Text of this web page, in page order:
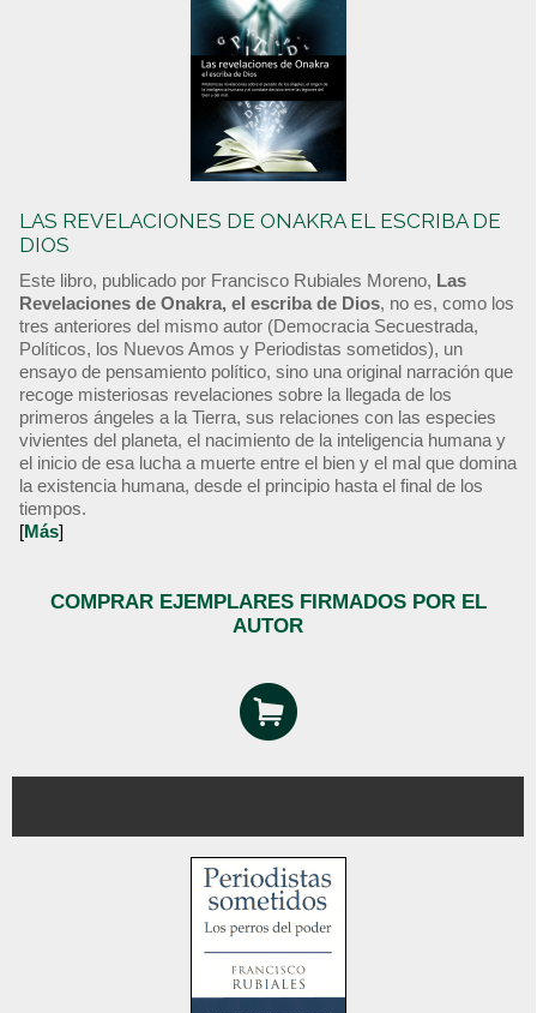
LAS REVELACIONES DE ONAKRA EL ESCRIBA DE
DIOS
Este libro, publicado por Francisco Rubiales Moreno, Las
Revelaciones de Onakra, el escriba de Dios, no es, como los
tres anteriores del mismo autor (Democracia Secuestrada,
Políticos, los Nuevos Amos y Periodistas sometidos), un
ensayo de pensamiento político, sino una original narración que
recoge misteriosas revelaciones sobre la llegada de los
primeros ángeles a la Tierra, sus relaciones con las especies
vivientes del planeta, el nacimiento de la inteligencia humana y
el inicio de esa lucha a muerte entre el bien y el mal que domina
la existencia humana, desde el principio hasta el final de los
tiempos.
[Más]
COMPRAR EJEMPLARES FIRMADOS POR EL
AUTOR